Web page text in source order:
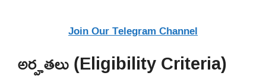
Join Our Telegram Channel
అర్హతలు (Eligibility Criteria)